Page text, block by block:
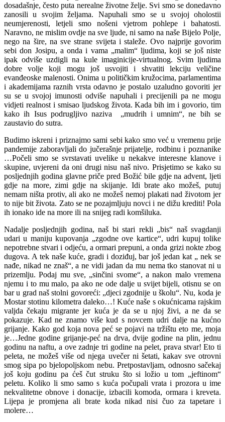
dosadašnje, često puta nerealne životne želje. Svi smo se donedavno
zanosili u svojim željama. Napuhali smo se u svojoj oholostii
neumjerenosti, letjeli smo nošeni vjetrom pohlepe i bahatosti.
Naravno, ne mislim ovdje na sve ljude, ni samo na naše Bijelo Polje,
nego na šire, na sve strane svijeta i staleže. Ovo najprije govorim
sebi don Josipu, a onda i vama „malim“ ljudima, koji se još niste
ipak odviše uzdigli na kule imaginicije-virtualnog. Svim ljudima
dobre volje koji mogu još usvojiti i shvatiti lekciju veličine
evanđeoske malenosti. Onima u političkim kružocima, parlamentima
i akademijama raznih vrsta odavno je postalo uzaludno govoriti jer
su se u svojoj imunosti odviše napuhali i precijenili pa ne mogu
vidjeti realnost i smisao ljudskog života. Kada bih im i govorio, tim
kako ih Isus podrugljivo naziva „mudrih i umnim“, ne bih se
zaustavio do sutra.
Budimo iskreni i priznajmo sami sebi kako smo već u vremenu prije
pandemije zaboravljali do jučerašnje prijatelje, rodbinu i poznanike
…Počeli smo se svrstavati uvelike u nekakve interesne klanove i
skupine, uvjereni da oni drugi nisu naš nivo. Prisjetimo se kako su
posljednjih godina glavne priče pred Božić bile gdje na advent, ljeti
gdje na more, zimi gdje na skijanje. Idi brate ako možeš, putuj
nemam ništa protiv, ali ako ne možeš nemoj plakati nad životom jer
to nije bit života. Zato se ne pozajmljuju novci i ne dižu krediti! Pola
ih ionako ide na more ili na snijeg radi komšiluka.
Nadalje posljednjih godina, naš bi stari rekli „bis“ naš svagdanji
udari u maniju kupovanja „zgodne ove kartice“, udri kupuj tolike
nepotrebne stvari i odjeću, a ormari prepuni, a onda grizi nokte zbog
dugova. A tek naše kuće, gradi i doziđuj, bar još jedan kat „ nek se
nađe, nikad ne znaš“, a ne vidi jadan da mu nema tko stanovat ni u
prizemlju. Podaj mu sve, „sinčini svome“, a nakon malo vremena
njemu i to mu malo, pa ako ne ode dalje u svijet bijeli, otisnu se on
bar u grad naš stolni govoreći: „djeci zgodnije u školu“. Nu, koda je
Mostar stotinu kilometra daleko…! Kuće naše s okućnicama rajskim
valjda čekaju migrante jer kuća je da se u njoj živi, a ne da se
pokazuje. Kad ne znamo više kud s novcem udri dalje na kućno
grijanje. Kako god koja nova peć se pojavi na tržištu eto me, moja
je…Jedne godine grijanje-peć na drva, dvije godine na plin, jednu
godinu na naftu, a ove zadnje tri godine na pelet, prava stvar! Eto ti
peleta, ne možeš više od njega uvečer ni šetati, kakav sve otrovni
smog sipa po bjelopoljskom nebu. Pretpostavljam, odnosno sačekaj
još koju godinu pa ćeš čut struku što si ložio u tom „jeftinom“
peletu. Koliko li smo samo s kuća počupali vrata i prozora u ime
nekvalitetne obnove i donacije, izbacili komoda, ormara i kreveta.
Lijepa je promjena ali brate koda nikad nisi čuo za tapetare i
molere…